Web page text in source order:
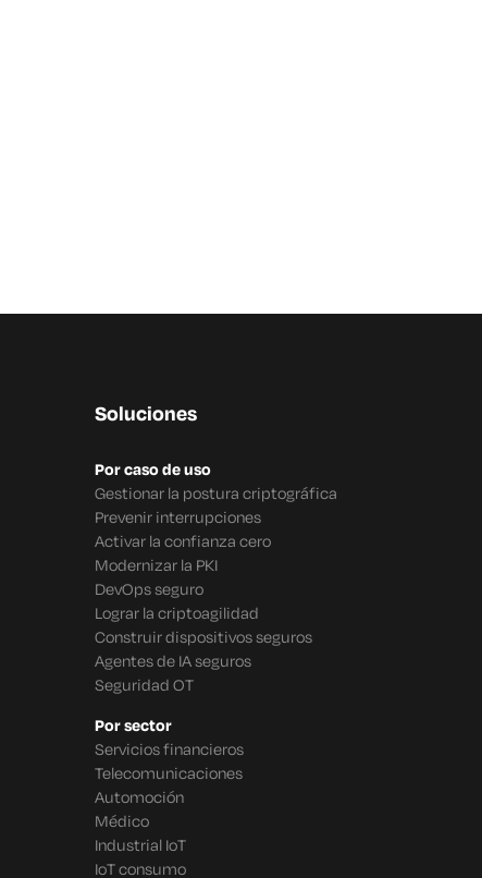
Soluciones
Por caso de uso
Gestionar la postura criptográfica
Prevenir interrupciones
Activar la confianza cero
Modernizar la PKI
DevOps seguro
Lograr la criptoagilidad
Construir dispositivos seguros
Agentes de IA seguros
Seguridad OT
Por sector
Servicios financieros
Telecomunicaciones
Automoción
Médico
Industrial IoT
IoT consumo